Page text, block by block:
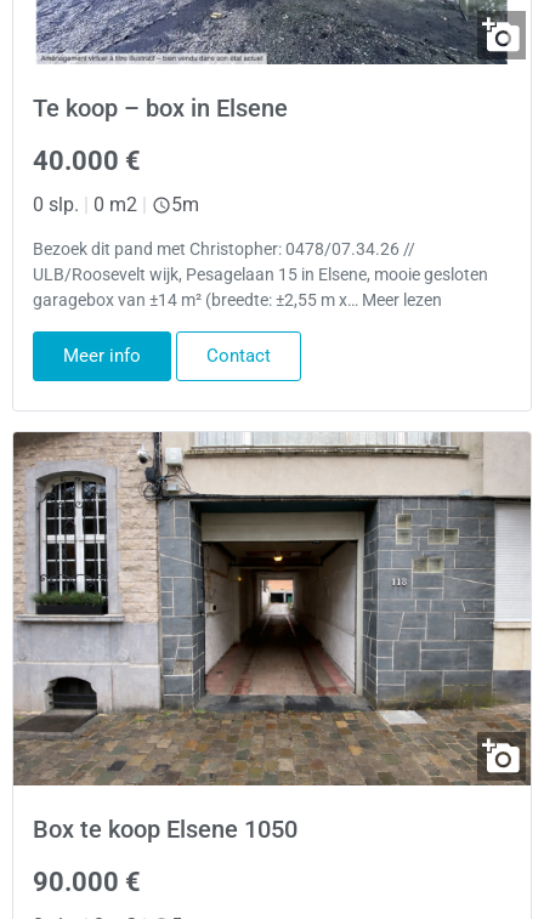
Te koop – box in Elsene
40.000 €
0 slp. | 0 m2 | 5m
Bezoek dit pand met Christopher: 0478/07.34.26 //
ULB/Roosevelt wijk, Pesagelaan 15 in Elsene, mooie gesloten
garagebox van ±14 m² (breedte: ±2,55 m x… Meer lezen
Meer info Contact
Box te koop Elsene 1050
90.000 €